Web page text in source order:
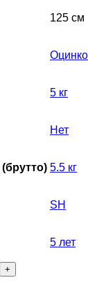
125 см
5 кг
Нет
5.5 кг
SH
5 лет